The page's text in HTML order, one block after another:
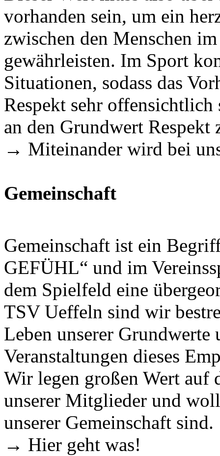
vorhanden sein, um ein
zwischen den Menschen
gewährleisten. Im Sport
Situationen, sodass das
Respekt sehr
an den Grundwert Respekt
→ Miteinander wird bei
Gemeinschaft
Gemeinschaft ist ein
GEFÜHL“ und im
dem Spielfeld eine
TSV Ueffeln sind wir
Leben unserer Grundwerte
Veranstaltungen dieses
Wir legen großen Wert auf
unserer Mitglieder und
unserer Gemeinschaft sind.
→ Hier geht was!